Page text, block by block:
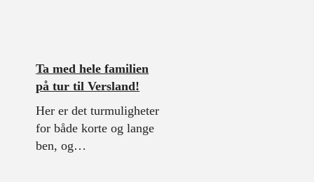
Ta med hele familien
på tur til Versland!
Her er det turmuligheter
for både korte og lange
ben, og…